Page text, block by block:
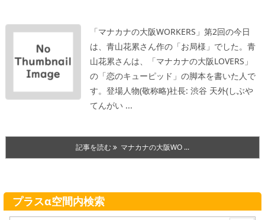
「マナカナの大阪WORKERS」第2回の今日
は、青山花累さん作の「お局様」でした。青
山花累さんは、「マナカナの大阪LOVERS」
の「恋のキューピッド」の脚本を書いた人で
す。 登場人物(敬称略)社長: 渋谷 天外(しぶや
てんがい ...
記事を読む マナカナの大阪WO ...
プラスα空間内検索